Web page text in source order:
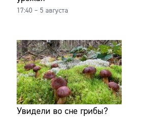
17:40 – 5 августа
Увидели во сне грибы?